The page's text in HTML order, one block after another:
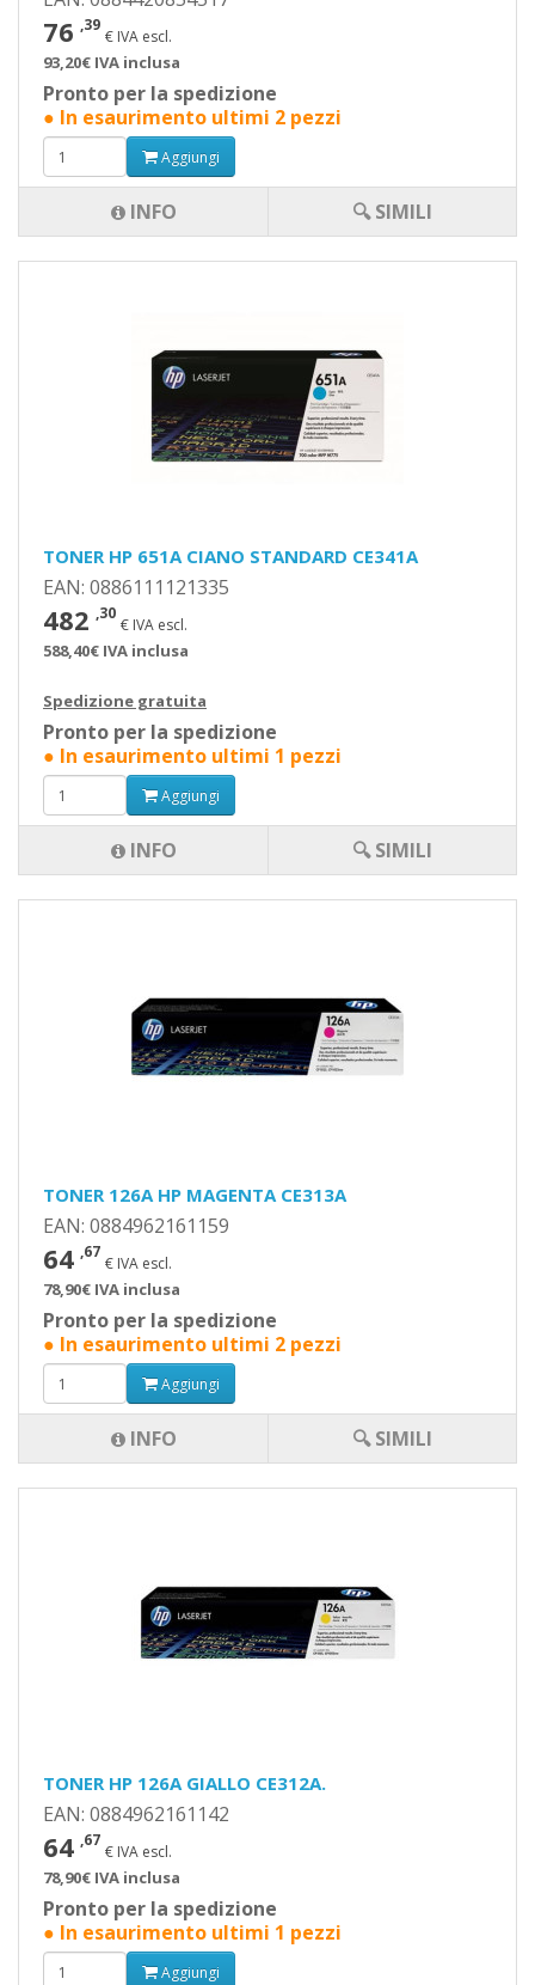
76 ,39
€ IVA escl.
93,20€ IVA inclusa
Pronto per la spedizione
● In esaurimento ultimi 2 pezzi
Aggiungi
INFO 🔍 SIMILI
TONER HP 651A CIANO STANDARD CE341A
EAN: 0886111121335
482 ,30
€ IVA escl.
588,40€ IVA inclusa
Spedizione gratuita
Pronto per la spedizione
● In esaurimento ultimi 1 pezzi
Aggiungi
INFO 🔍 SIMILI
TONER 126A HP MAGENTA CE313A
EAN: 0884962161159
64 ,67
€ IVA escl.
78,90€ IVA inclusa
Pronto per la spedizione
● In esaurimento ultimi 2 pezzi
Aggiungi
INFO 🔍 SIMILI
TONER HP 126A GIALLO CE312A.
EAN: 0884962161142
64 ,67
€ IVA escl.
78,90€ IVA inclusa
Pronto per la spedizione
● In esaurimento ultimi 1 pezzi
Aggiungi